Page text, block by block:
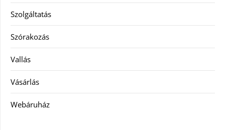
Szolgáltatás
Szórakozás
Vallás
Vásárlás
Webáruház